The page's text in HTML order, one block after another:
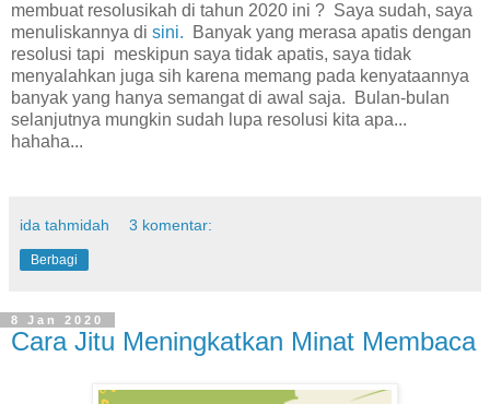
membuat resolusikah di tahun 2020 ini ? Saya sudah, saya
menuliskannya di sini. Banyak yang merasa apatis dengan
resolusi tapi meskipun saya tidak apatis, saya tidak
menyalahkan juga sih karena memang pada kenyataannya
banyak yang hanya semangat di awal saja. Bulan-bulan
selanjutnya mungkin sudah lupa resolusi kita apa...
hahaha...
ida tahmidah 3 komentar:
Berbagi
8 Jan 2020
Cara Jitu Meningkatkan Minat Membaca